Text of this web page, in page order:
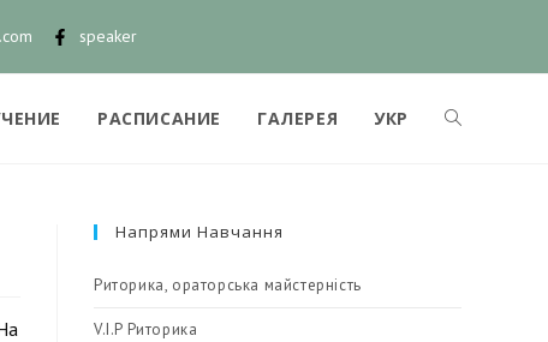
speaker
РАСПИСАНИЕ ГАЛЕРЕЯ УКР
Напрями Навчання
Риторика, ораторська майстерність
V.I.P Риторика